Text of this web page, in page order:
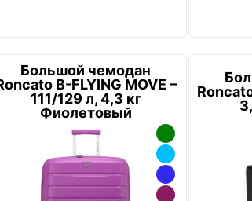
Большой чемодан
B-FLYING MOVE –
111/129 л, 4,3 кг
Фиолетовый